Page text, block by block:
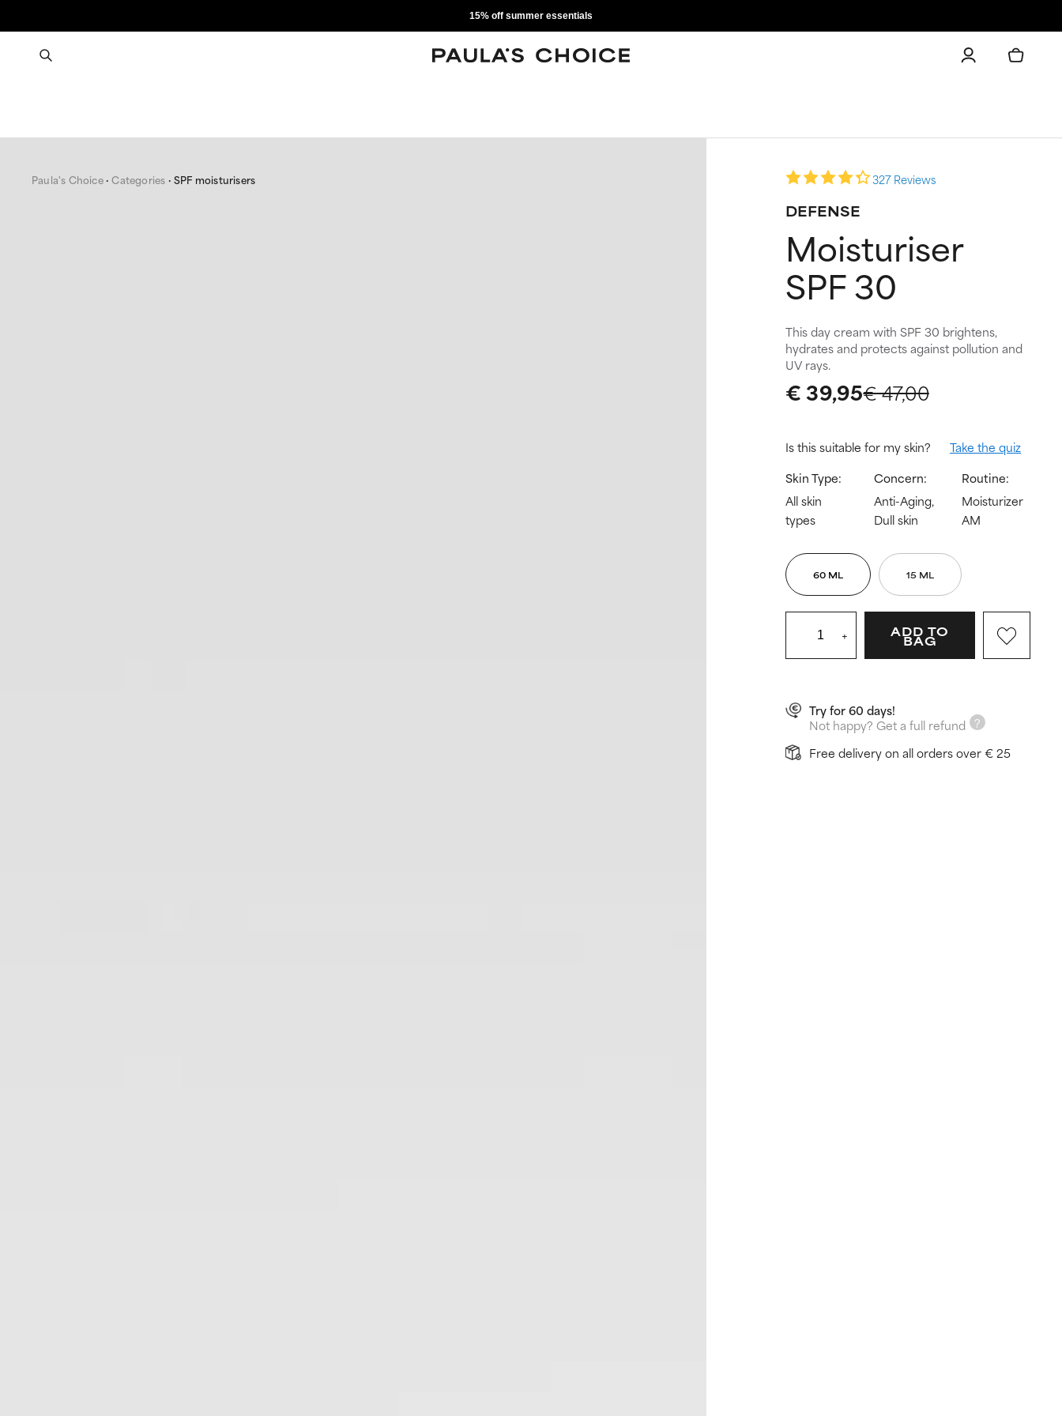
15% off summer essentials
Paula's Choice Categories SPF moisturisers 327 Reviews
DEFENSE
Moisturiser
SPF 30
This day cream with SPF 30 brightens,
hydrates and protects against pollution and
UV rays.
€ 47,00
€ 39,95
Is this suitable for my skin?
Take the quiz
Skin Type:
All skin
types
Concern:
Anti-Aging,
Dull skin
Routine:
Moisturizer
AM
60 ML 15 ML
+ ADD TO
BAG
Try for 60 days!
Not happy? Get a full refund
Free delivery on all orders over € 25